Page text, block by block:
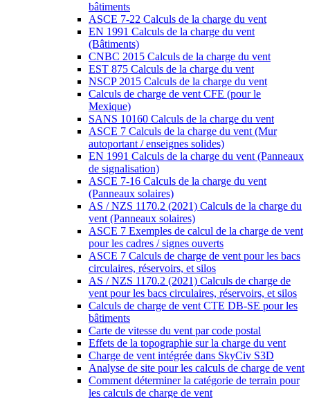
bâtiments
ASCE 7-22 Calculs de la charge du vent
EN 1991 Calculs de la charge du vent
(Bâtiments)
CNBC 2015 Calculs de la charge du vent
EST 875 Calculs de la charge du vent
NSCP 2015 Calculs de la charge du vent
Calculs de charge de vent CFE (pour le
Mexique)
SANS 10160 Calculs de la charge du vent
ASCE 7 Calculs de la charge du vent (Mur
autoportant / enseignes solides)
EN 1991 Calculs de la charge du vent (Panneaux
de signalisation)
ASCE 7-16 Calculs de la charge du vent
(Panneaux solaires)
AS / NZS 1170.2 (2021) Calculs de la charge du
vent (Panneaux solaires)
ASCE 7 Exemples de calcul de la charge de vent
pour les cadres / signes ouverts
ASCE 7 Calculs de charge de vent pour les bacs
circulaires, réservoirs, et silos
AS / NZS 1170.2 (2021) Calculs de charge de
vent pour les bacs circulaires, réservoirs, et silos
Calculs de charge de vent CTE DB-SE pour les
bâtiments
Carte de vitesse du vent par code postal
Effets de la topographie sur la charge du vent
Charge de vent intégrée dans SkyCiv S3D
Analyse de site pour les calculs de charge de vent
Comment déterminer la catégorie de terrain pour
les calculs de charge de vent